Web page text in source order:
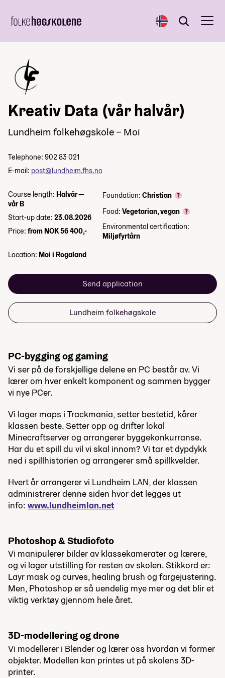
Norsk Search
Search
Kreativ Data (vår halvår)
Lundheim folkehøgskole – Moi
Telephone: 902 83 021
E-mail: post@lundheim.fhs.no
Course length: Halvår —
vår B
Start-up date: 23.08.2026
Price: from NOK 56 400,-
Foundation: Christian
Food: Vegetarian, vegan
Environmental certification:
Miljøfyrtårn
Location: Moi i Rogaland
Send application
Lundheim folkehøgskole
PC-bygging og gaming
Vi ser på de forskjellige delene en PC består av. Vi
lærer om hver enkelt komponent og sammen bygger
vi nye PCer.
Vi lager maps i Trackmania, setter bestetid, kårer
klassen beste. Setter opp og drifter lokal
Minecraftserver og arrangerer byggekonkurranse.
Har du et spill du vil vi skal innom? Vi tar et dypdykk
ned i spillhistorien og arrangerer små spillkvelder.
Hvert år arrangerer vi Lundheim LAN, der klassen
administrerer denne siden hvor det legges ut
info: www.lundheimlan.net
Photoshop & Studiofoto
Vi manipulerer bilder av klassekamerater og lærere,
og vi lager utstilling for resten av skolen. Stikkord er:
Layr mask og curves, healing brush og fargejustering.
Men, Photoshop er så uendelig mye mer og det blir et
viktig verktøy gjennom hele året.
3D-modellering og drone
Vi modellerer i Blender og lærer oss hvordan vi former
objekter. Modellen kan printes ut på skolens 3D-
printer.